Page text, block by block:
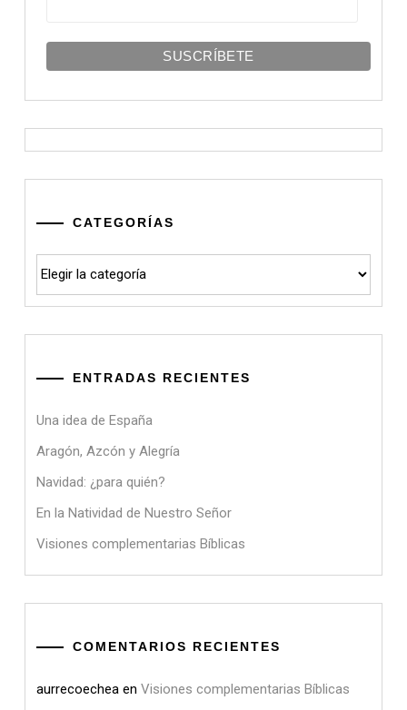
CATEGORÍAS
ENTRADAS RECIENTES
Una idea de España
Aragón, Azcón y Alegría
Navidad: ¿para quién?
En la Natividad de Nuestro Señor
Visiones complementarias Bíblicas
COMENTARIOS RECIENTES
aurrecoechea en Visiones complementarias Bíblicas